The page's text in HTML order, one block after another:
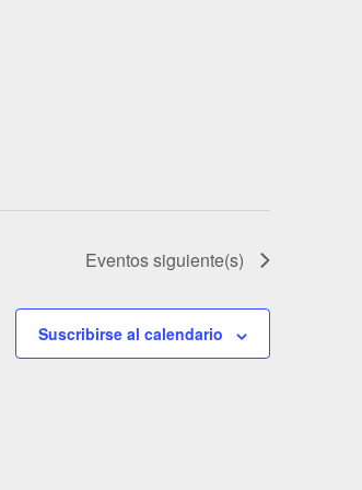
Eventossiguiente(s)
Suscribirse al calendario